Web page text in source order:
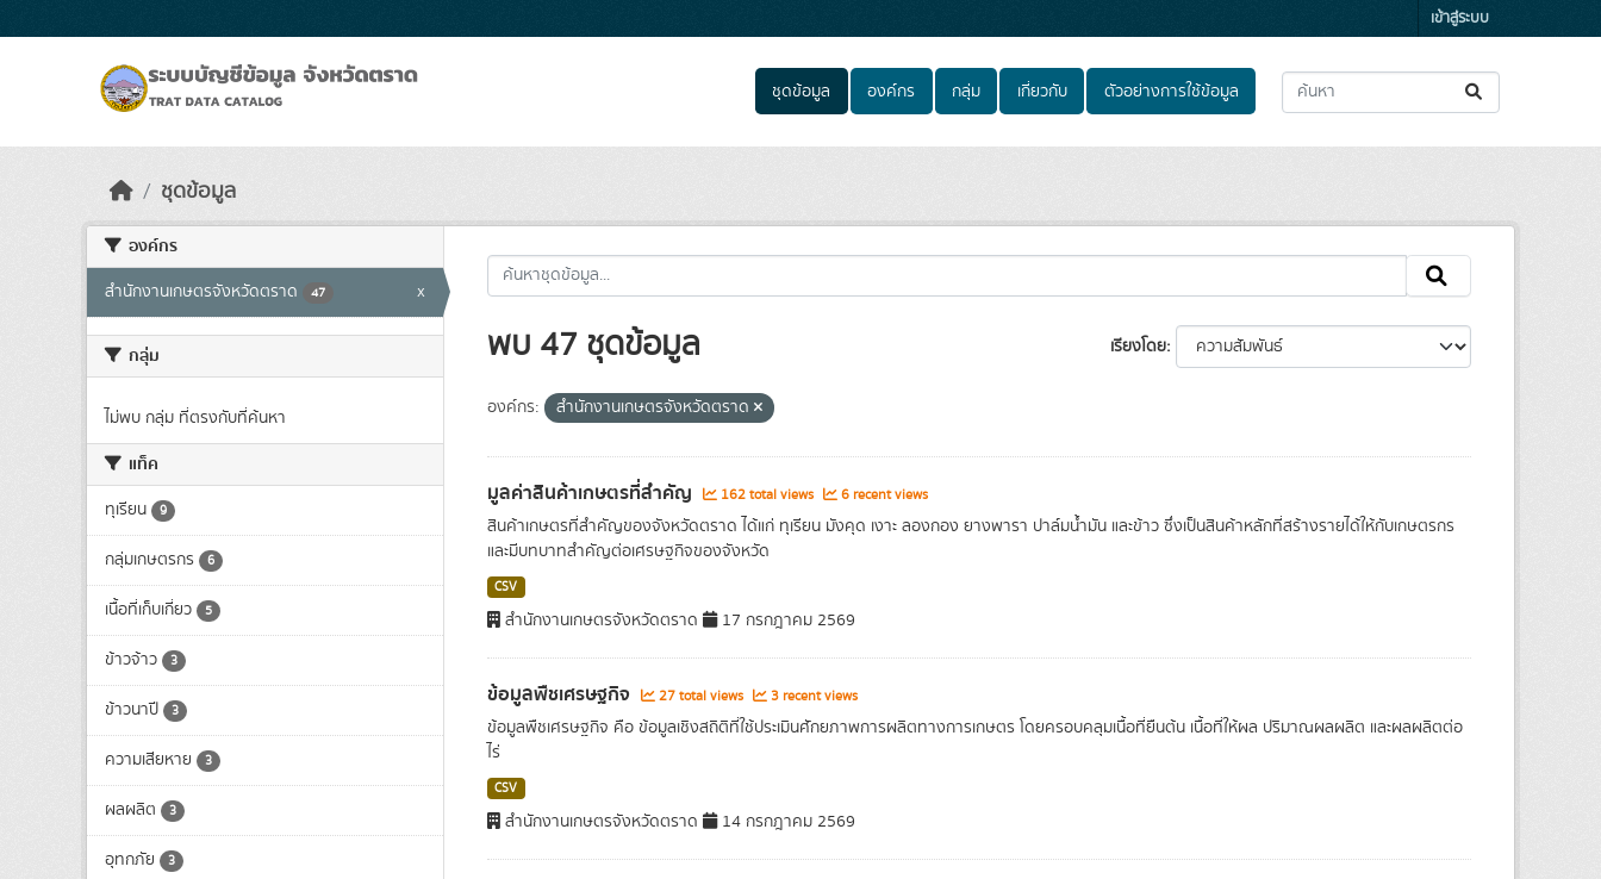
เข้าสู่ระบบ
ชุดข้อมูล องค์กร กลุ่ม เกี่ยวกับ ตัวอย่างการใช้ข้อมูล
ชุดข้อมูล
องค์กร
สำนักงานเกษตรจังหวัดตราด 47 x
กลุ่ม
ไม่พบ กลุ่ม ที่ตรงกับที่ค้นหา
แท็ค
ทุเรียน 9
กลุ่มเกษตรกร 6
เนื้อที่เก็บเกี่ยว 5
ข้าวจ้าว 3
ข้าวนาปี 3
ความเสียหาย 3
ผลผลิต 3
อุทกภัย 3
เรียงโดย
พบ 47 ชุดข้อมูล
องค์กร: สำนักงานเกษตรจังหวัดตราด
มูลค่าสินค้าเกษตรที่สำคัญ 162 total views 6 recent views
สินค้าเกษตรที่สำคัญของจังหวัดตราด ได้แก่ ทุเรียน มังคุด เงาะ ลองกอง ยางพารา ปาล์มน้ำมัน และข้าว ซึ่งเป็นสินค้าหลักที่สร้างรายได้ให้กับเกษตรกร
และมีบทบาทสำคัญต่อเศรษฐกิจของจังหวัด
CSV
สำนักงานเกษตรจังหวัดตราด 17 กรกฎาคม 2569
ข้อมูลพืชเศรษฐกิจ 27 total views 3 recent views
ข้อมูลพืชเศรษฐกิจ คือ ข้อมูลเชิงสถิติที่ใช้ประเมินศักยภาพการผลิตทางการเกษตร โดยครอบคลุมเนื้อที่ยืนต้น เนื้อที่ให้ผล ปริมาณผลผลิต และผลผลิตต่อ
ไร่
CSV
สำนักงานเกษตรจังหวัดตราด 14 กรกฎาคม 2569